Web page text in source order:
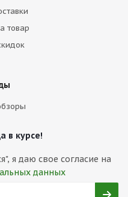
товар
в курсе!
я даю свое согласие на
данных